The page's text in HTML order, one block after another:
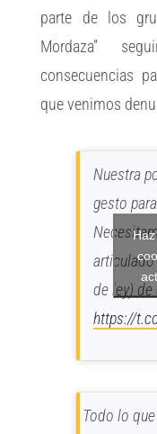
parte de los
Mordaza”
consecuencias
que venimos
Nuestra
gesto
de ley) de
https://
Todo lo